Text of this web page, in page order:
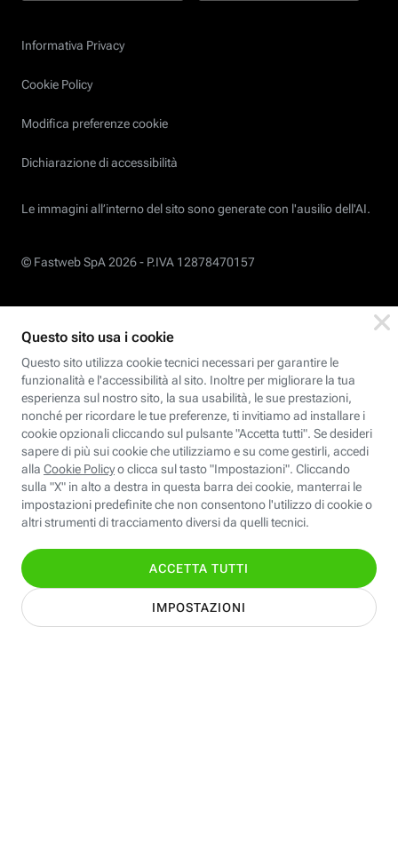
Informativa Privacy
Cookie Policy
Modifica preferenze cookie
Dichiarazione di accessibilità
Le immagini all’interno del sito sono generate con l'ausilio dell'AI.
© Fastweb SpA 2026 - P.IVA 12878470157